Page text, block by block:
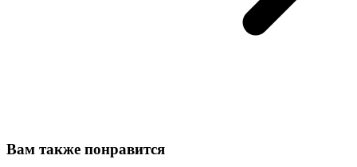
Вам также понравится